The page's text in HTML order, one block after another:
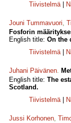
Tiivistelmä|
Jouni Tummavuori,
Fosforin
English title: On the
Tiivistelmä|
Juhani Päivänen.
English title: The
Scotland.
Tiivistelmä|
Jussi Korhonen,